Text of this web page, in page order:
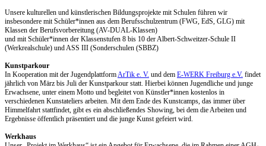
Unsere kulturellen und künstlerischen Bildungsprojekte mit Schulen führen wir
insbesondere mit Schüler*innen aus dem Berufsschulzentrum (FWG, EdS, GLG) mit
Klassen der Berufsvorbereitung (AV-DUAL-Klassen)
und mit Schüler*innen der Klassenstufen 8 bis 10 der Albert-Schweitzer-Schule II
(Werkrealschule) und ASS III (Sonderschulen (SBBZ)
Kunstparkour
In Kooperation mit der JugendplattformArTik e. V. und dem E-WERK Freiburg e.V. findet
jährlich von März bis Juli der Kunstparkour statt. Hierbei können Jugendliche und junge
Erwachsene, unter einem Motto und begleitet von Künstler*innen kostenlos in
verschiedenen Kunstateliers arbeiten. Mit dem Ende des Kunstcamps, das immer über
Himmelfahrt stattfindet, gibt es ein abschließendes Showing, bei dem die Arbeiten und
Ergebnisse öffentlich präsentiert und die junge Kunst gefeiert wird.
Werkhaus